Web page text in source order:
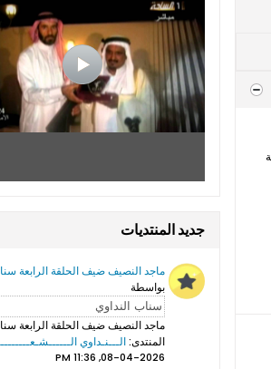
جديد المنتديات
بواسطة
المنتدى:الـــنـداوي
08-04-2026, 11:36 PM